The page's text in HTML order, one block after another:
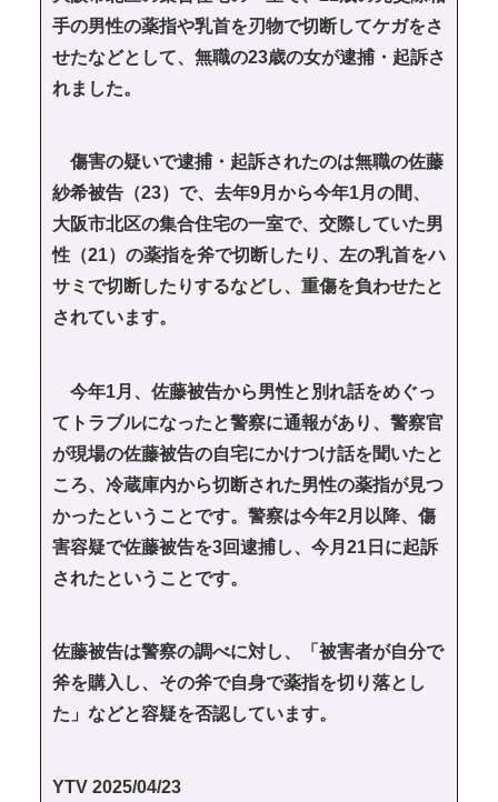
手の男性の薬指や乳首を刃物で切断してケガをさ
せたなどとして、無職の23歳の女が逮捕・起訴さ
れました。
傷害の疑いで逮捕・起訴されたのは無職の佐藤
紗希被告（23）で、去年9月から今年1月の間、
大阪市北区の集合住宅の一室で、交際していた男
性（21）の薬指を斧で切断したり、左の乳首をハ
サミで切断したりするなどし、重傷を負わせたと
されています。
今年1月、佐藤被告から男性と別れ話をめぐっ
てトラブルになったと警察に通報があり、警察官
が現場の佐藤被告の自宅にかけつけ話を聞いたと
ころ、冷蔵庫内から切断された男性の薬指が見つ
かったということです。警察は今年2月以降、傷
害容疑で佐藤被告を3回逮捕し、今月21日に起訴
されたということです。
佐藤被告は警察の調べに対し、「被害者が自分で
斧を購入し、その斧で自身で薬指を切り落とし
た」などと容疑を否認しています。
YTV 2025/04/23